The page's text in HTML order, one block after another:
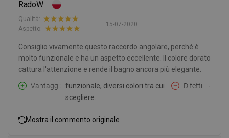
RadoW
15-07-2020
Qualità:
Aspetto:
Consiglio vivamente questo raccordo angolare, perché è
molto funzionale e ha un aspetto eccellente. Il colore dorato
cattura l'attenzione e rende il bagno ancora più elegante.
Vantaggi
funzionale, diversi colori tra cui
scegliere.
Difetti -
Mostra il commento originale